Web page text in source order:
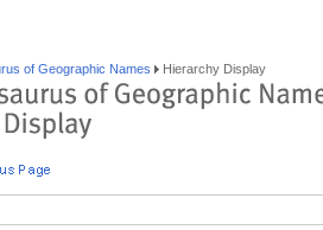
of Geographic Names Hierarchy Display